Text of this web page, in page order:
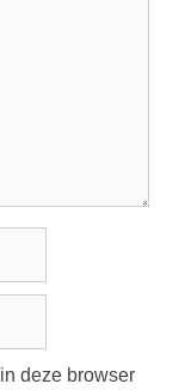
deze browser